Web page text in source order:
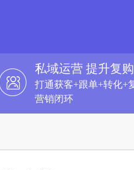
私域运营 提升复购
打通获客+跟单+转化+
营销闭环